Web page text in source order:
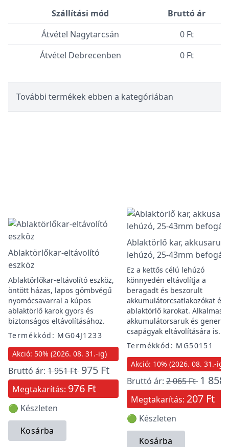
Szállítási mód
Bruttó ár
Átvétel Nagytarcsán
0 Ft
Átvétel Debrecenben
0 Ft
További termékek ebben a kategóriában
Ablaktörlőkar-eltávolító
eszköz
Ablaktörlőkar-eltávolító eszköz,
öntött házas, lapos gömbvégű
nyomócsavarral a kúpos
ablaktörlő karok gyors és
biztonságos eltávolításához.
Termékkód: MG04J1233
Akció: 50% (2026. 08. 31.-ig)
Bruttó ár: 1 951 Ft 975 Ft
Megtakarítás: 976 Ft
🟢 Készleten
Kosárba
Ablaktörlő kar, akkusaru
lehúzó, 25-43mm befogás
Ez a kettős célú lehúzó
könnyedén eltávolítja a
beragadt és beszorult
akkumulátorcsatlakozókat és
ablaktörlő karokat. Alkalmas
akkumulátorsaruk és
csapágyak eltávolítására is.
Termékkód: MG50151
Akció: 10% (2026. 08. 31.-ig)
Bruttó ár: 2 065 Ft 1 858
Megtakarítás: 207 Ft
🟢 Készleten
Kosárba